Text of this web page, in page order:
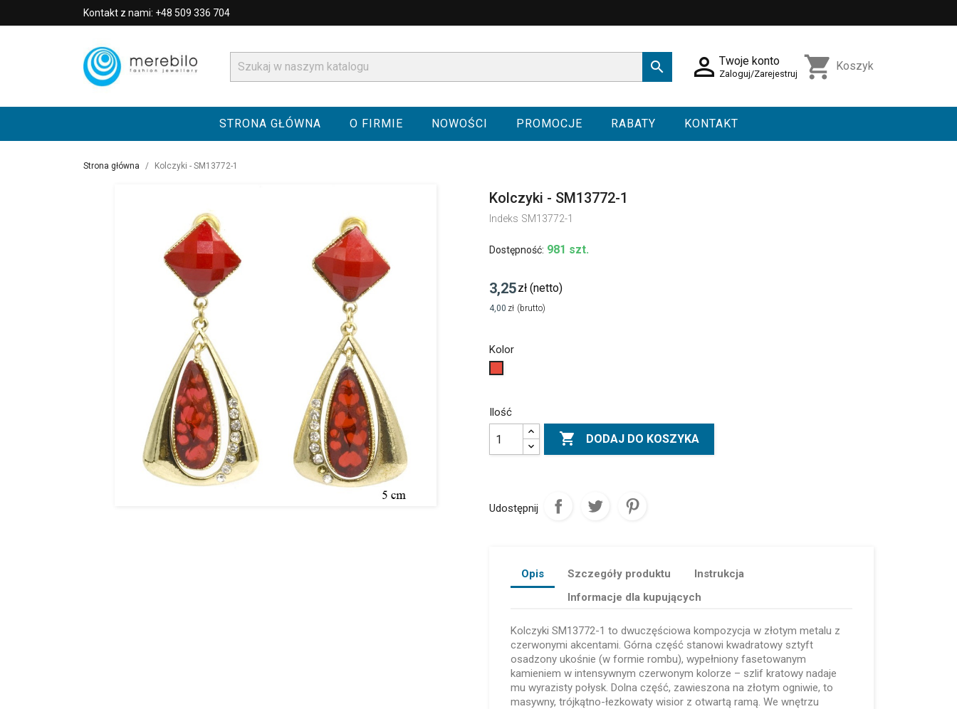
Kontakt z nami: +48 509 336 704
  Twoje konto
Zaloguj/Zarejestruj shopping_cart Koszyk
STRONA GŁÓWNA O FIRMIE NOWOŚCI PROMOCJE RABATY KONTAKT
Strona główna Kolczyki - SM13772-1
Kolczyki - SM13772-1
Indeks SM13772-1
Dostępność: 981 szt.
3,25zł (netto)
4,00 zł (brutto)
Kolor
Ilość
 DODAJ DO KOSZYKA
Udostępnij
Opis Szczegóły produktu
Instrukcja
Informacje dla kupujących
Kolczyki SM13772-1 to dwuczęściowa kompozycja w złotym metalu z
czerwonymi akcentami. Górna część stanowi kwadratowy sztyft
osadzony ukośnie (w formie rombu), wypełniony fasetowanym
kamieniem w intensywnym czerwonym kolorze – szlif kratowy nadaje
mu wyrazisty połysk. Dolna część, zawieszona na złotym ogniwie, to
masywny, trójkątno-łezkowaty wisior z otwartą ramą. We wnętrzu